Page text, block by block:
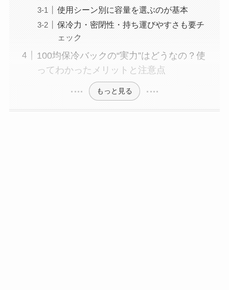
使用シーン別に容量を選ぶのが基本
保冷力・密閉性・持ち運びやすさも要チ
ェック
100均保冷バックの“実力”はどうなの？使
ってわかったメリットと注意点
もっと見る